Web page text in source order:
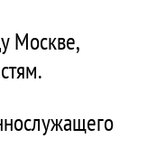
Москве,